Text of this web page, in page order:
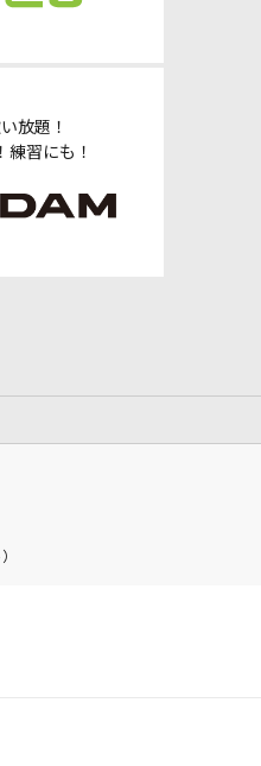
放題！
練習にも！